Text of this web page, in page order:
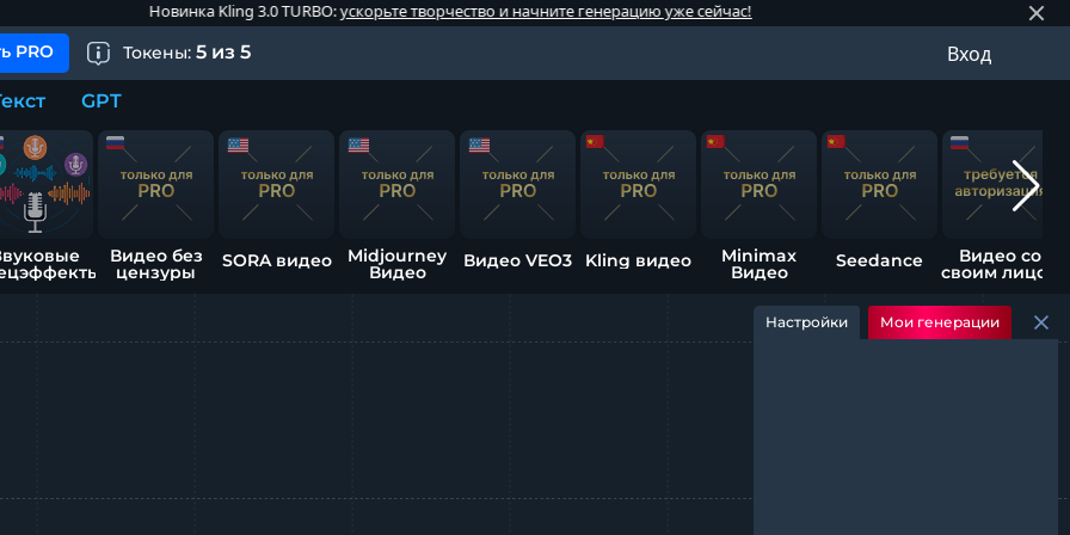
Новинка Kling 3.0 TURBO:ускорьте творчество и начните генерацию уже сейчас! ⚡️
PRO Токены: 5из 5 Вход
GPT
Видео без
цензуры
SORA видео Midjourney
Видео
Видео VEO3 Kling видео Minimax
Видео
Seedance Видео со
своим лицом
Настройки Мои генерации